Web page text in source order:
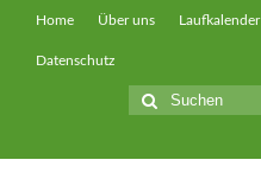
Home Über uns Laufkalender
Datenschutz
Suche
nach: